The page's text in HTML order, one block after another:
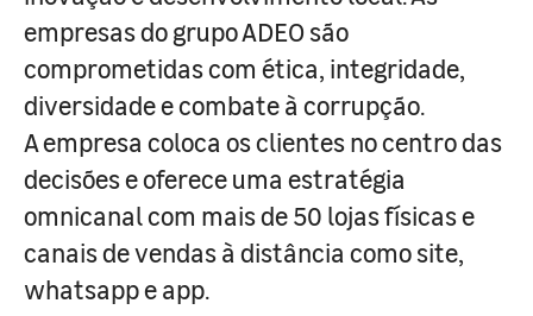
empresas do grupo ADEO são
comprometidas com ética, integridade,
diversidade e combate à corrupção.
A empresa coloca os clientes no centro das
decisões e oferece uma estratégia
omnicanal com mais de 50 lojas físicas e
canais de vendas à distância como site,
whatsapp e app.